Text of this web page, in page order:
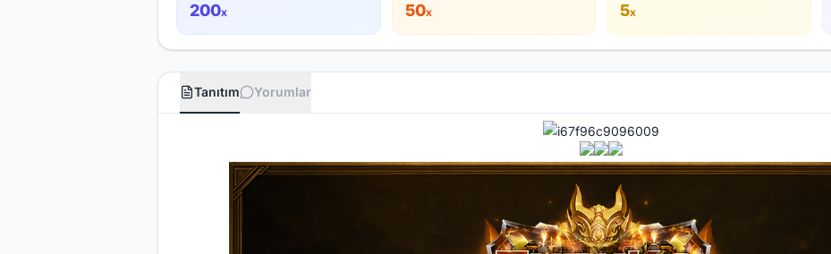
200x 50x 5x
Tanıtım Yorumlar